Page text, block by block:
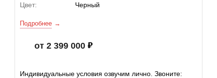
Цвет:
Черный
Подробнее
от 2 399 000
Индивидуальные условия озвучим лично. Звоните: